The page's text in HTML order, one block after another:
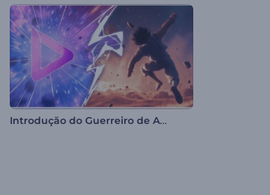
Introdução do Guerreiro de Anime